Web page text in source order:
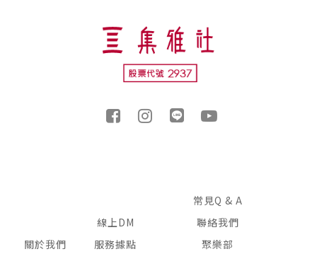
關於我們
線上DM
服務據點
常見Q & A
聯絡我們
聚樂部